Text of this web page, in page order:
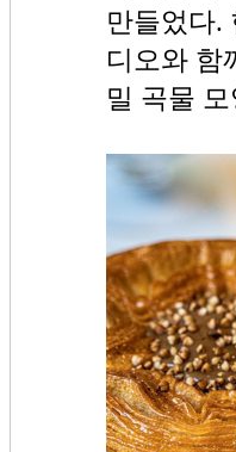
만들었다.
디오와 함
밀 곡물